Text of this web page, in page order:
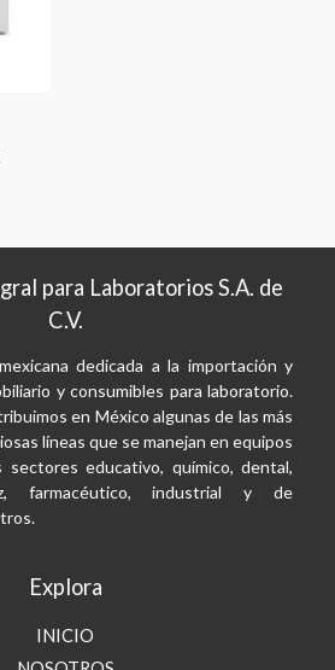
para Laboratorios S.A. de
C.V.
dedicada a la importación y
y consumibles para laboratorio.
en México algunas de las más
líneas que se manejan en equipos
educativo, químico, dental,
farmacéutico, industrial y de
Explora
INICIO